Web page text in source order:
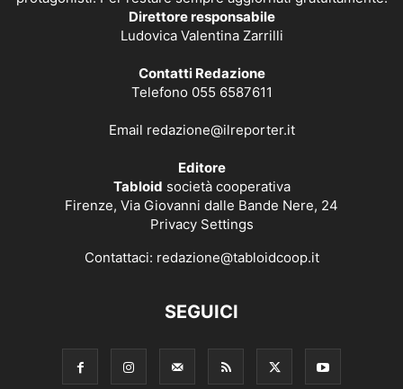
Direttore responsabile
Ludovica Valentina Zarrilli
Contatti Redazione
Telefono 055 6587611
Email redazione@ilreporter.it
Editore
Tabloid società cooperativa
Firenze, Via Giovanni dalle Bande Nere, 24
Privacy Settings
Contattaci: redazione@tabloidcoop.it
SEGUICI